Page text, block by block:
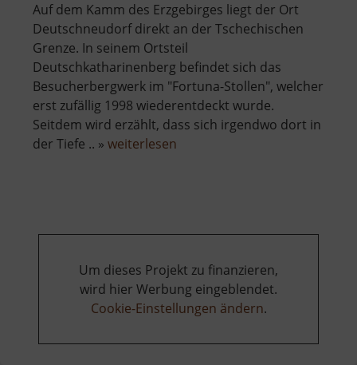
Auf dem Kamm des Erzgebirges liegt der Ort
Deutschneudorf direkt an der Tschechischen
Grenze. In seinem Ortsteil
Deutschkatharinenberg befindet sich das
Besucherbergwerk im "Fortuna-Stollen", welcher
erst zufällig 1998 wiederentdeckt wurde.
Seitdem wird erzählt, dass sich irgendwo dort in
der Tiefe .. » weiterlesen
Um dieses Projekt zu finanzieren,
wird hier Werbung eingeblendet.
Cookie-Einstellungen ändern.